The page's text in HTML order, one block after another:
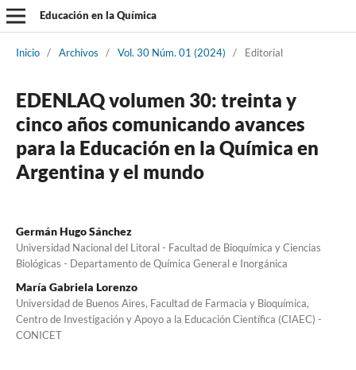
Educación en la Química
Inicio / Archivos / Vol. 30 Núm. 01 (2024) / Editorial
EDENLAQ volumen 30: treinta y
cinco años comunicando avances
para la Educación en la Química en
Argentina y el mundo
Germán Hugo Sánchez
Universidad Nacional del Litoral - Facultad de Bioquímica y Ciencias
Biológicas - Departamento de Química General e Inorgánica
María Gabriela Lorenzo
Universidad de Buenos Aires, Facultad de Farmacia y Bioquímica,
Centro de Investigación y Apoyo a la Educación Científica (CIAEC) -
CONICET